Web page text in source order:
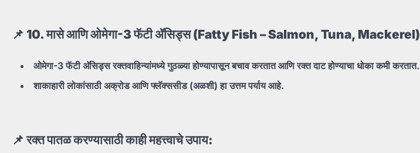
📌 10.मासेआणिओमेगा-3फॅटीअ‍ॅसिड्स (Fatty Fish – Salmon, Tuna, Mackerel)
ओमेगा-3फॅटीअ‍ॅसिड्सरक्तवाहिन्यांमध्येगुठळ्याहोण्यापासूनबचावकरतातआणिरक्तदाटहोण्याचाधोकाकमीकरतात.
शाकाहारीलोकांसाठीअक्रोडआणिफ्लॅक्ससीड (अळशी)हाउत्तमपर्यायआहे.
📌रक्तपातळकरण्यासाठीकाहीमहत्त्वाचेउपाय: